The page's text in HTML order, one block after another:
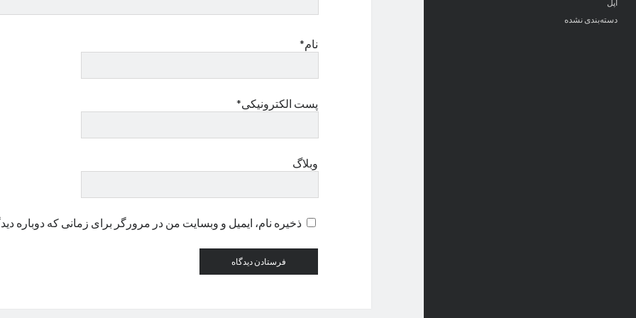
اپل
دسته‌بندی نشده
نام*
پست الکترونیکی*
وبلاگ
ذخیره نام، ایمیل و وبسایت من در مرورگر برای زمانی که دوباره